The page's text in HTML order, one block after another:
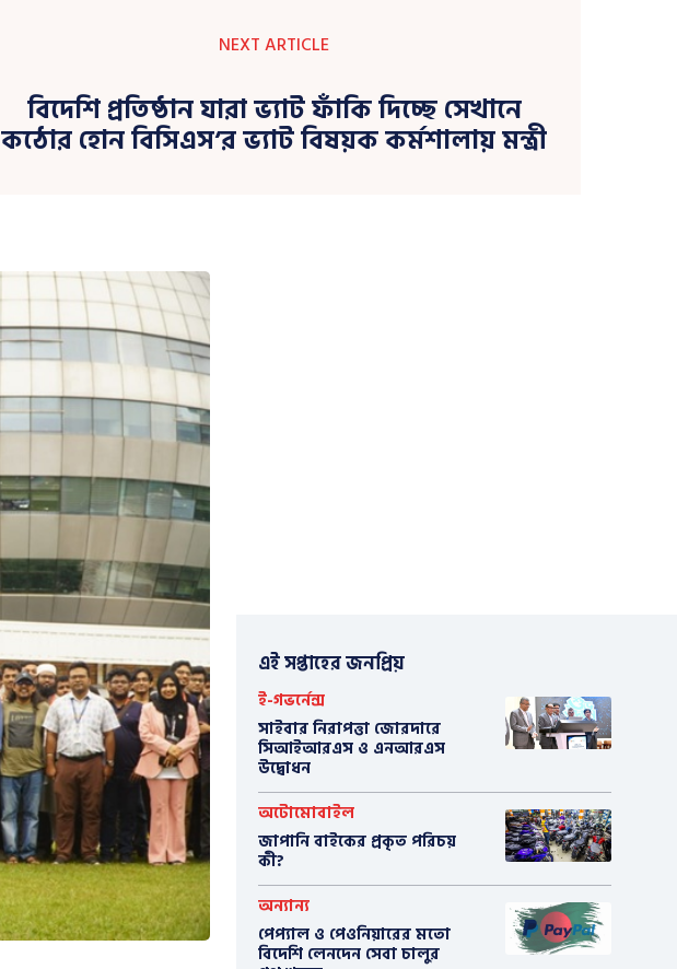
NEXT ARTICLE
বিদেশি প্রতিষ্ঠান যারা ভ্যাট ফাঁকি দিচ্ছে সেখানে
কঠোর হোন বিসিএস’র ভ্যাট বিষয়ক কর্মশালায় মন্ত্রী